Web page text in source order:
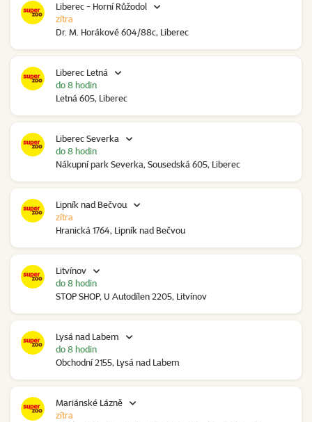
Liberec - Horní Růžodol
Dr. M. Horákové 604/88c, Liberec
zítra
Liberec Letná
Letná 605, Liberec
do 8 hodin
Liberec Severka
Nákupní park Severka, Sousedská 605, Liberec
do 8 hodin
Lipník nad Bečvou
Hranická 1764, Lipník nad Bečvou
zítra
Litvínov
STOP SHOP, U Autodílen 2205, Litvínov
do 8 hodin
Lysá nad Labem
Obchodní 2155, Lysá nad Labem
do 8 hodin
Mariánské Lázně
zítra